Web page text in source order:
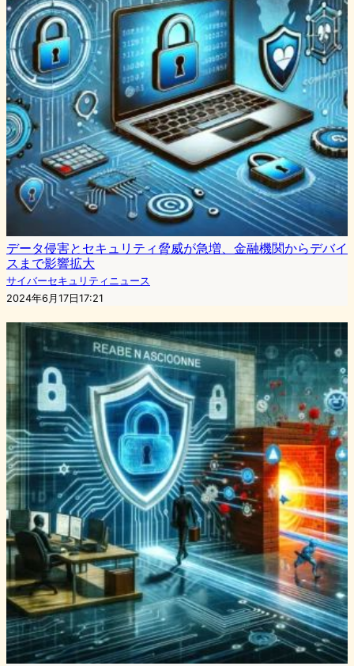
データ侵害とセキュリティ脅威が急増、金融機関からデバイ
スまで影響拡大
サイバーセキュリティニュース
2024年6月17日17:21